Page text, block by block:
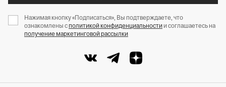
Нажимая кнопку «Подписаться», Вы подтверждаете, что
ознакомлены с политикой конфиденциальности и соглашаетесь на
получение маркетинговой рассылки